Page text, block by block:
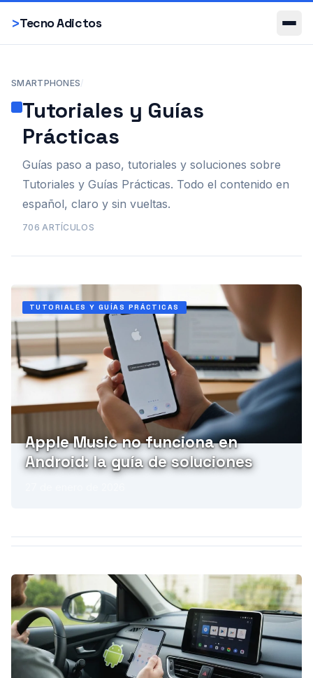
>Tecno Adictos
Smartphones
SMARTPHONES/
Tutoriales y Guías
Prácticas
Guías paso a paso, tutoriales y soluciones sobre
Tutoriales y Guías Prácticas. Todo el contenido en
español, claro y sin vueltas.
706 ARTÍCULOS
TUTORIALES Y GUÍAS PRÁCTICAS
Apple Music no funciona en
Android: la guía de soluciones
PUBLICIDAD